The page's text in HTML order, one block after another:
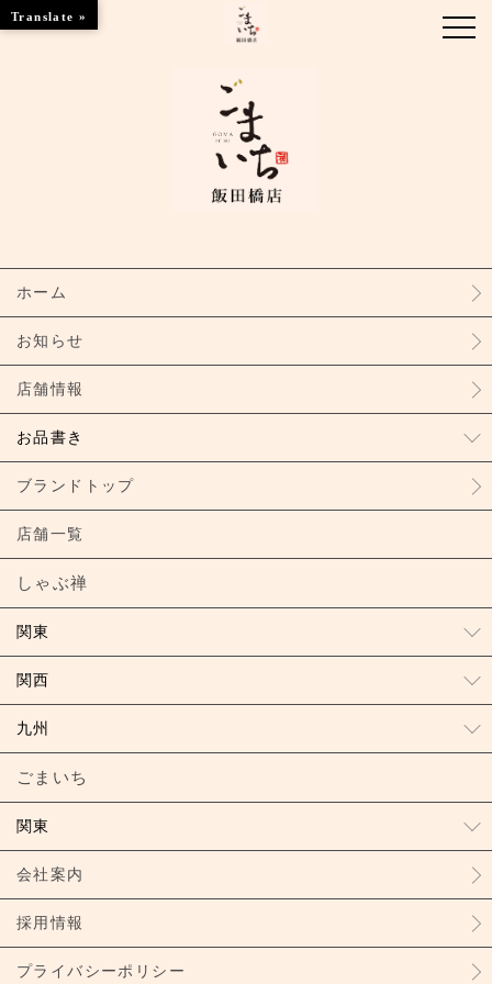
お知らせ
お品書き
ブランドトップ
店舗情報
ホーム
お知らせ
店舗情報
お品書き
ブランドトップ
店舗一覧
しゃぶ禅
関東
関西
九州
ごまいち
関東
会社案内
採用情報
プライバシーポリシー
Translate »